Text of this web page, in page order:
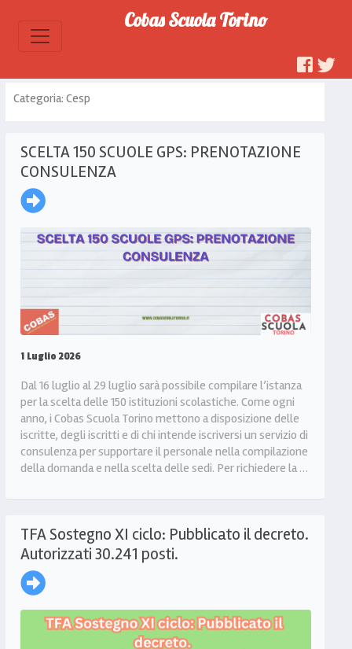
Cobas Scuola Torino
Categoria: Cesp
SCELTA 150 SCUOLE GPS: PRENOTAZIONE
CONSULENZA
1 Luglio 2026
Dal 16 luglio al 29 luglio sarà possibile compilare l’istanza
per la scelta delle 150 istituzioni scolastiche. Come ogni
anno, i Cobas Scuola Torino mettono a disposizione delle
iscritte, degli iscritti e di chi intende iscriversi un servizio di
consulenza per supportare il personale nella compilazione
della domanda e nella scelta delle sedi. Per richiedere la …
TFA Sostegno XI ciclo: Pubblicato il decreto.
Autorizzati 30.241 posti.